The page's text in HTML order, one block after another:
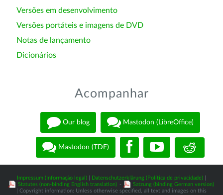
Versões em desenvolvimento
Versões portáteis e imagens de DVD
Notas de lançamento
Dicionários
Acompanhar
Our blog Mastodon (LibreOffice)
Mastodon (TDF)
Impressum (Informação legal) Datenschutzerklärung (Política de privacidade)
Statutes (non-binding English translation) -
Satzung (binding German version)
| Copyright information: Unless otherwise specified, all text and images on this